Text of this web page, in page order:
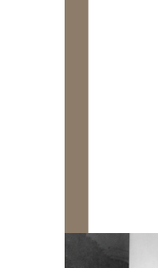
Bakanlıklar